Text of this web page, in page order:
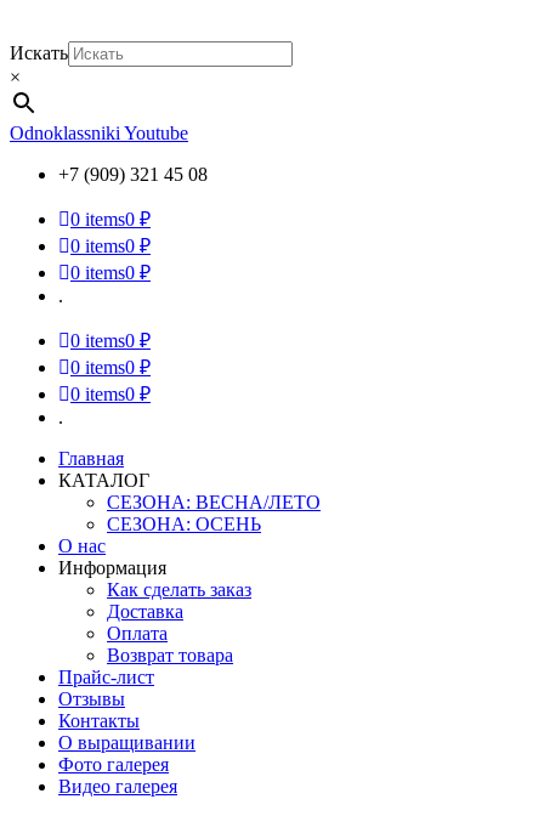
Искать
×
Odnoklassniki Youtube
+7 (909) 321 45 08
0 items0 ₽
0 items0 ₽
0 items0 ₽
.
0 items0 ₽
0 items0 ₽
0 items0 ₽
.
Главная
КАТАЛОГ
СЕЗОНА: ВЕСНА/ЛЕТО
СЕЗОНА: ОСЕНЬ
О нас
Информация
Как сделать заказ
Доставка
Оплата
Возврат товара
Прайс-лист
Отзывы
Контакты
О выращивании
Фото галерея
Видео галерея